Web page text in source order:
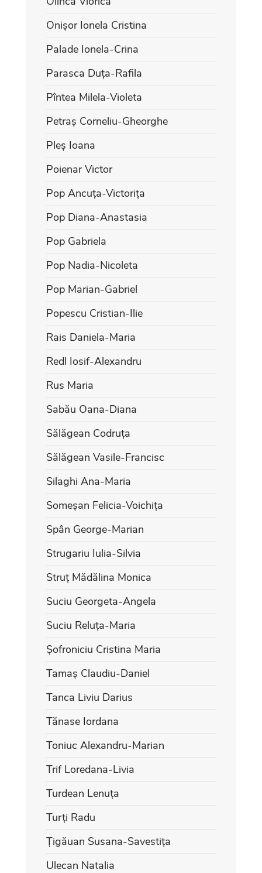
Onișor Ionela Cristina
Palade Ionela-Crina
Parasca Duța-Rafila
Pîntea Milela-Violeta
Petraș Corneliu-Gheorghe
Pleș Ioana
Poienar Victor
Pop Ancuța-Victorița
Pop Diana-Anastasia
Pop Gabriela
Pop Nadia-Nicoleta
Pop Marian-Gabriel
Popescu Cristian-Ilie
Rais Daniela-Maria
Redl Iosif-Alexandru
Rus Maria
Sabău Oana-Diana
Sălăgean Codruța
Sălăgean Vasile-Francisc
Silaghi Ana-Maria
Someșan Felicia-Voichița
Spân George-Marian
Strugariu Iulia-Silvia
Struț Mădălina Monica
Suciu Georgeta-Angela
Suciu Reluța-Maria
Șofroniciu Cristina Maria
Tamaș Claudiu-Daniel
Tanca Liviu Darius
Tănase Iordana
Toniuc Alexandru-Marian
Trif Loredana-Livia
Turdean Lenuța
Turți Radu
Țigăuan Susana-Savestița
Ulecan Natalia